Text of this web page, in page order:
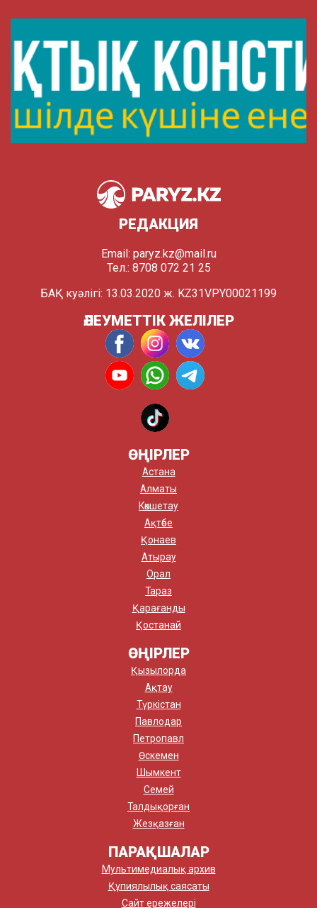
РЕДАКЦИЯ
Email: paryz.kz@mail.ru
Тел.: 8708 072 21 25
БАҚ куәлігі: 13.03.2020 ж. KZ31VPY00021199
ӘЛЕУМЕТТІК ЖЕЛІЛЕР
ӨҢІРЛЕР
Астана
Алматы
Көкшетау
Ақтөбе
Қонаев
Атырау
Орал
Тараз
Қарағанды
Қостанай
ӨҢІРЛЕР
Қызылорда
Ақтау
Түркістан
Павлодар
Петропавл
Өскемен
Шымкент
Семей
Талдықорған
Жезқазған
ПАРАҚШАЛАР
Мультимедиалық архив
Құпиялылық саясаты
Сайт ережелері